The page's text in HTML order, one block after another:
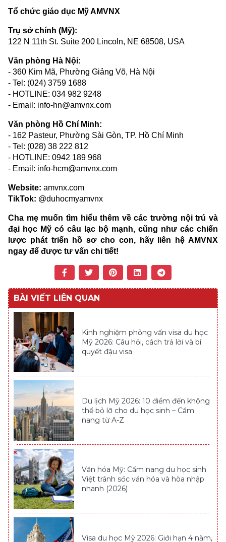
Tổ chức giáo dục Mỹ AMVNX
Trụ sở chính (Mỹ):
122 N 11th St. Suite 200 Lincoln, NE 68508, USA
Văn phòng Hà Nội:
- 360 Kim Mã, Phường Giảng Võ, Hà Nội
- Tel: (024) 3759 1688
- HOTLINE: 034 982 9248
- Email: info-hn@amvnx.com
Văn phòng Hồ Chí Minh:
- 162 Pasteur, Phường Sài Gòn, TP. Hồ Chí Minh
- Tel: (028) 38 222 812
- HOTLINE: 0942 189 968
- Email: info-hcm@amvnx.com
Website: amvnx.com
TikTok: @duhocmyamvnx
Cha mẹ muốn tìm hiểu thêm về các trường nội trú và
đại học Mỹ có câu lạc bộ mạnh, cũng như các chiến
lược phát triển hồ sơ cho con, hãy liên hệ AMVNX
ngay để được tư vấn chi tiết!
BÀI VIẾT LIÊN QUAN
Kinh nghiệm phỏng vấn visa du học
Mỹ 2026: Câu hỏi, cách trả lời và bí
quyết đậu visa
Du lịch Mỹ 2026: 10 điểm đến không
thể bỏ lỡ cho du học sinh – Cẩm
nang từ A-Z
Văn hóa Mỹ: Cẩm nang du học sinh
Việt tránh sốc văn hóa và hòa nhập
nhanh (2026)
Visa du học Mỹ 2026: Giới hạn 4 năm,